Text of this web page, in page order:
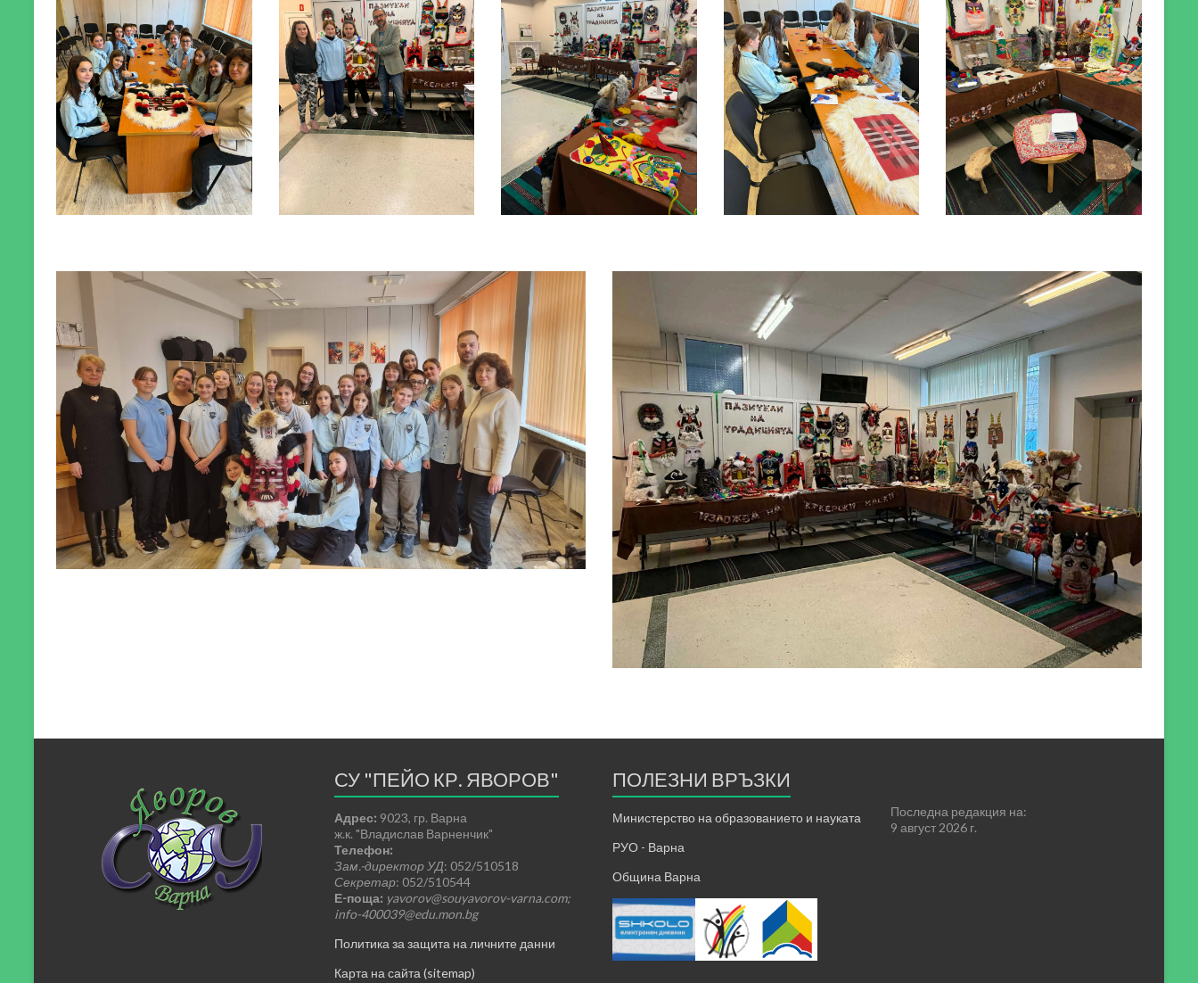
СУ "ПЕЙО КР. ЯВОРОВ"
Адрес: 9023, гр. Варна
ж.к. "Владислав Варненчик"
Телефон:
Зам.-директор УД: 052/510518
Секретар: 052/510544
Е-поща: yavorov@souyavorov-varna.com;
info-400039@edu.mon.bg
Политика за защита на личните данни
Карта на сайта (sitemap)
ПОЛЕЗНИ ВРЪЗКИ
Министерство на образованието и науката
РУО - Варна
Община Варна
Последна редакция на:
9 август 2026 г.